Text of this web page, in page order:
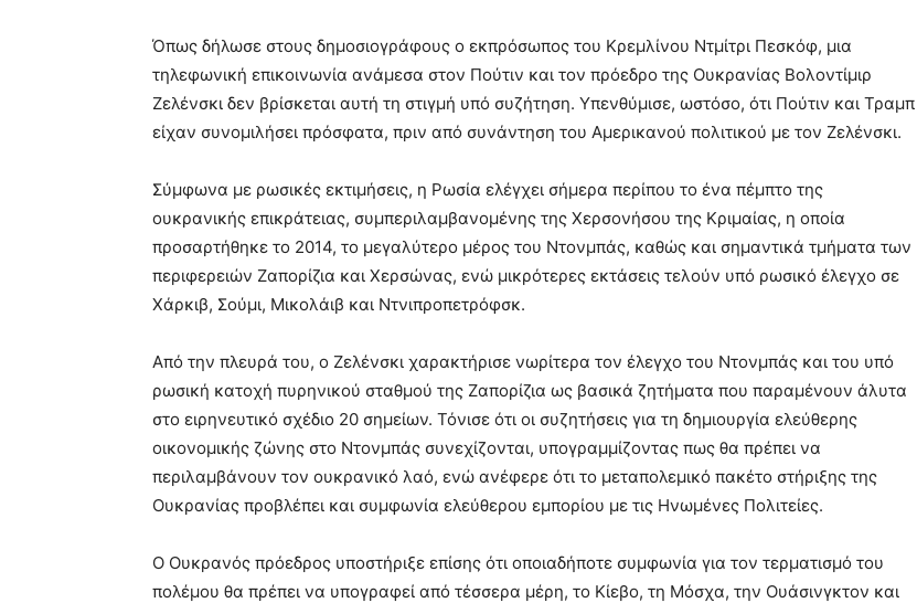
Όπως δήλωσε στους δημοσιογράφους ο εκπρόσωπος του Κρεμλίνου Ντμίτρι Πεσκόφ, μια
τηλεφωνική επικοινωνία ανάμεσα στον Πούτιν και τον πρόεδρο της Ουκρανίας Βολοντίμιρ
Ζελένσκι δεν βρίσκεται αυτή τη στιγμή υπό συζήτηση. Υπενθύμισε, ωστόσο, ότι Πούτιν και Τραμπ
είχαν συνομιλήσει πρόσφατα, πριν από συνάντηση του Αμερικανού πολιτικού με τον Ζελένσκι.
Σύμφωνα με ρωσικές εκτιμήσεις, η Ρωσία ελέγχει σήμερα περίπου το ένα πέμπτο της
ουκρανικής επικράτειας, συμπεριλαμβανομένης της Χερσονήσου της Κριμαίας, η οποία
προσαρτήθηκε το 2014, το μεγαλύτερο μέρος του Ντονμπάς, καθώς και σημαντικά τμήματα των
περιφερειών Ζαπορίζια και Χερσώνας, ενώ μικρότερες εκτάσεις τελούν υπό ρωσικό έλεγχο σε
Χάρκιβ, Σούμι, Μικολάιβ και Ντνιπροπετρόφσκ.
Από την πλευρά του, ο Ζελένσκι χαρακτήρισε νωρίτερα τον έλεγχο του Ντονμπάς και του υπό
ρωσική κατοχή πυρηνικού σταθμού της Ζαπορίζια ως βασικά ζητήματα που παραμένουν άλυτα
στο ειρηνευτικό σχέδιο 20 σημείων. Τόνισε ότι οι συζητήσεις για τη δημιουργία ελεύθερης
οικονομικής ζώνης στο Ντονμπάς συνεχίζονται, υπογραμμίζοντας πως θα πρέπει να
περιλαμβάνουν τον ουκρανικό λαό, ενώ ανέφερε ότι το μεταπολεμικό πακέτο στήριξης της
Ουκρανίας προβλέπει και συμφωνία ελεύθερου εμπορίου με τις Ηνωμένες Πολιτείες.
Ο Ουκρανός πρόεδρος υποστήριξε επίσης ότι οποιαδήποτε συμφωνία για τον τερματισμό του
πολέμου θα πρέπει να υπογραφεί από τέσσερα μέρη, το Κίεβο, τη Μόσχα, την Ουάσινγκτον και